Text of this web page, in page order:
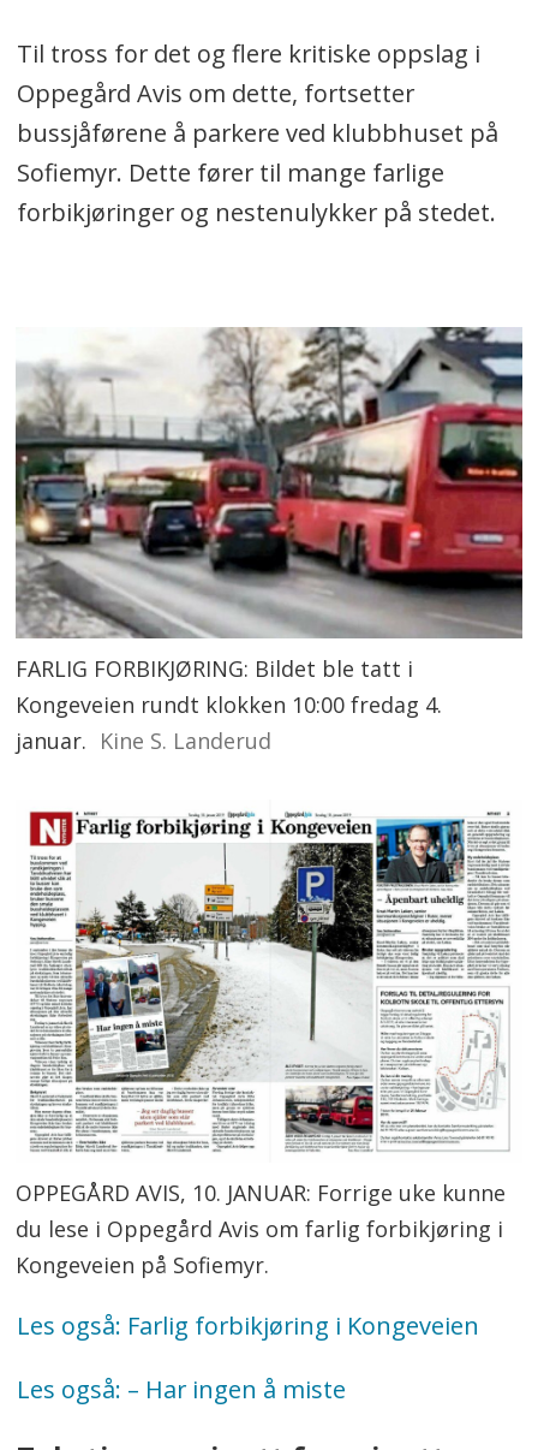
Til tross for det og flere kritiske oppslag i
Oppegård Avis om dette, fortsetter
bussjåførene å parkere ved klubbhuset på
Sofiemyr. Dette fører til mange farlige
forbikjøringer og nestenulykker på stedet.
FARLIG FORBIKJØRING: Bildet ble tatt i
Kongeveien rundt klokken 10:00 fredag 4.
januar. Kine S. Landerud
OPPEGÅRD AVIS, 10. JANUAR: Forrige uke kunne
du lese i Oppegård Avis om farlig forbikjøring i
Kongeveien på Sofiemyr.
Les også: Farlig forbikjøring i Kongeveien
Les også: – Har ingen å miste